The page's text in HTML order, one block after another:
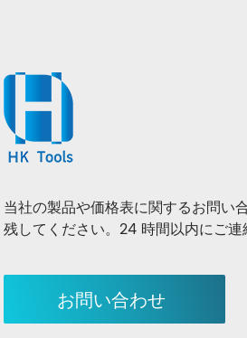
当社の製品や価格表に関するお問い
残してください。24 時間以内にご連
お問い合わせ